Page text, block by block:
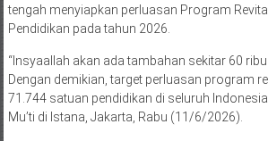
tengah menyiapkan perluasan Program
Pendidikan pada tahun 2026.
“Insyaallah akan ada tambahan sekitar 60
Dengan demikian, target perluasan program
71.744 satuan pendidikan di seluruh
Mu’ti di Istana, Jakarta, Rabu (11/6/2026).